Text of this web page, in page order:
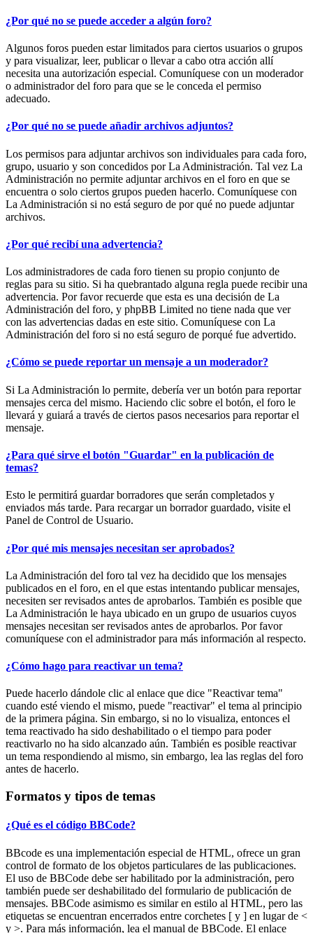
¿Por qué no se puede acceder a algún foro?
Algunos foros pueden estar limitados para ciertos usuarios o grupos
y para visualizar, leer, publicar o llevar a cabo otra acción allí
necesita una autorización especial. Comuníquese con un moderador
o administrador del foro para que se le conceda el permiso
adecuado.
¿Por qué no se puede añadir archivos adjuntos?
Los permisos para adjuntar archivos son individuales para cada foro,
grupo, usuario y son concedidos por La Administración. Tal vez La
Administración no permite adjuntar archivos en el foro en que se
encuentra o solo ciertos grupos pueden hacerlo. Comuníquese con
La Administración si no está seguro de por qué no puede adjuntar
archivos.
¿Por qué recibí una advertencia?
Los administradores de cada foro tienen su propio conjunto de
reglas para su sitio. Si ha quebrantado alguna regla puede recibir una
advertencia. Por favor recuerde que esta es una decisión de La
Administración del foro, y phpBB Limited no tiene nada que ver
con las advertencias dadas en este sitio. Comuníquese con La
Administración del foro si no está seguro de porqué fue advertido.
¿Cómo se puede reportar un mensaje a un moderador?
Si La Administración lo permite, debería ver un botón para reportar
mensajes cerca del mismo. Haciendo clic sobre el botón, el foro le
llevará y guiará a través de ciertos pasos necesarios para reportar el
mensaje.
¿Para qué sirve el botón "Guardar" en la publicación de
temas?
Esto le permitirá guardar borradores que serán completados y
enviados más tarde. Para recargar un borrador guardado, visite el
Panel de Control de Usuario.
¿Por qué mis mensajes necesitan ser aprobados?
La Administración del foro tal vez ha decidido que los mensajes
publicados en el foro, en el que estas intentando publicar mensajes,
necesiten ser revisados antes de aprobarlos. También es posible que
La Administración le haya ubicado en un grupo de usuarios cuyos
mensajes necesitan ser revisados antes de aprobarlos. Por favor
comuníquese con el administrador para más información al respecto.
¿Cómo hago para reactivar un tema?
Puede hacerlo dándole clic al enlace que dice "Reactivar tema"
cuando esté viendo el mismo, puede "reactivar" el tema al principio
de la primera página. Sin embargo, si no lo visualiza, entonces el
tema reactivado ha sido deshabilitado o el tiempo para poder
reactivarlo no ha sido alcanzado aún. También es posible reactivar
un tema respondiendo al mismo, sin embargo, lea las reglas del foro
antes de hacerlo.
Formatos y tipos de temas
¿Qué es el código BBCode?
BBcode es una implementación especial de HTML, ofrece un gran
control de formato de los objetos particulares de las publicaciones.
El uso de BBCode debe ser habilitado por la administración, pero
también puede ser deshabilitado del formulario de publicación de
mensajes. BBCode asimismo es similar en estilo al HTML, pero las
etiquetas se encuentran encerrados entre corchetes [ y ] en lugar de <
y >. Para más información, lea el manual de BBCode. El enlace